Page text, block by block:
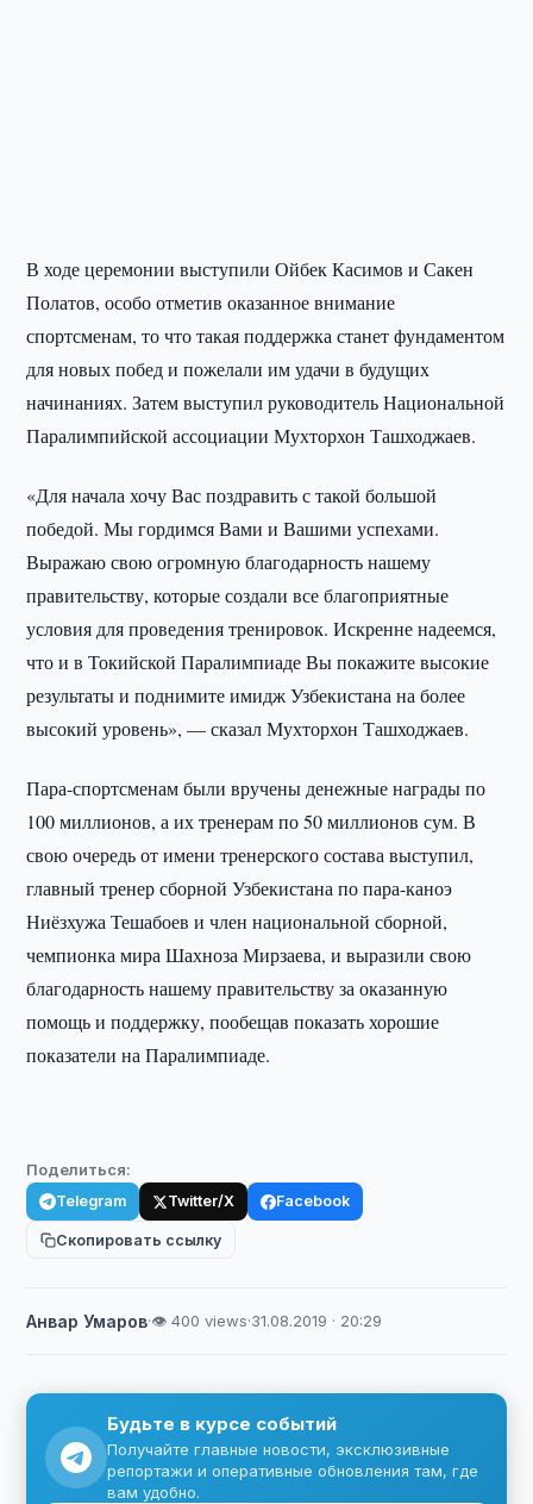
В ходе церемонии выступили Ойбек Касимов и Сакен
Полатов, особо отметив оказанное внимание
спортсменам, то что такая поддержка станет фундаментом
для новых побед и пожелали им удачи в будущих
начинаниях. Затем выступил руководитель Национальной
Паралимпийской ассоциации Мухторхон Ташходжаев.
«Для начала хочу Вас поздравить с такой большой
победой. Мы гордимся Вами и Вашими успехами.
Выражаю свою огромную благодарность нашему
правительству, которые создали все благоприятные
условия для проведения тренировок. Искренне надеемся,
что и в Токийской Паралимпиаде Вы покажите высокие
результаты и поднимите имидж Узбекистана на более
высокий уровень», — сказал Мухторхон Ташходжаев.
Пара-спортсменам были вручены денежные награды по
100 миллионов, а их тренерам по 50 миллионов сум. В
свою очередь от имени тренерского состава выступил,
главный тренер сборной Узбекистана по пара-каноэ
Ниёзхужа Тешабоев и член национальной сборной,
чемпионка мира Шахноза Мирзаева, и выразили свою
благодарность нашему правительству за оказанную
помощь и поддержку, пообещав показать хорошие
показатели на Паралимпиаде.
Поделиться:
Telegram Twitter/X Facebook
Скопировать ссылку
Анвар Умаров·👁 400 views·31.08.2019 · 20:29
Будьте в курсе событий
Получайте главные новости, эксклюзивные
репортажи и оперативные обновления там, где
вам удобно.